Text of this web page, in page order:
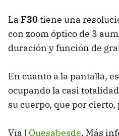
La F30tiene una
con zoom óptico de 3
duración y función de
En cuanto a la pantalla,
ocupando la casi
su cuerpo, que por cierto,
Vía | Quesabesde. Más